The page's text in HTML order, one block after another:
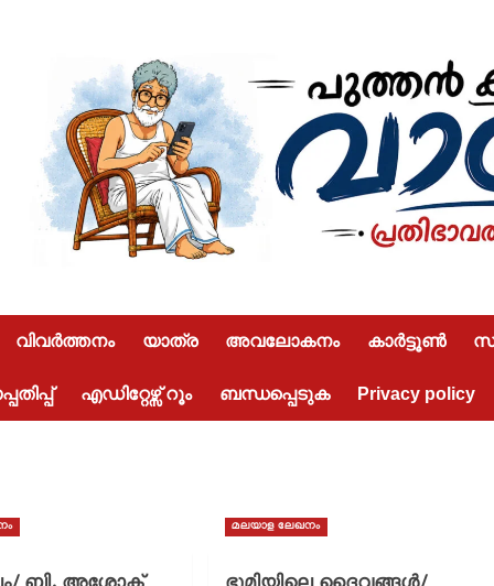
വിവർത്തനം യാത്ര അവലോകനം കാർട്ടൂൺ
എഡിറ്റേഴ്സ് റൂം ബന്ധപ്പെടുക Privacy policy
ബി. അശോക്
മലയാള ലേഖനം
ഭൂമിയിലെ ദൈവങ്ങൾ/